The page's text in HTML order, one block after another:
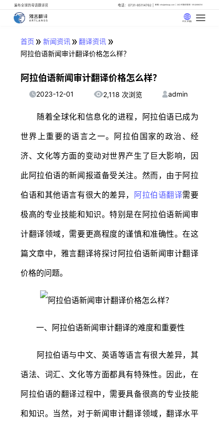
遍布全球的母语翻译官 电话：0731-85114762 邮箱: info@artlangs.com 24小时翻译管家: 18142666316
中文 (中国)
首页 » 新闻资讯» 翻译资讯 »
阿拉伯语新闻审计翻译价格怎么样？
阿拉伯语新闻审计翻译价格怎么样？
2023-12-01 2,118 次浏览 admin
随着全球化和信息化的进程，阿拉伯语已成为
世界上重要的语言之一。阿拉伯国家的政治、经
济、文化等方面的变动对世界产生了巨大影响，因
此阿拉伯语的新闻报道备受关注。然而，由于阿拉
伯语和其他语言有很大的差异， 阿拉伯语翻译需要
极高的专业技能和知识。特别是在阿拉伯语新闻审
计翻译领域，需要更高程度的谨慎和准确性。在这
篇文章中，雅言翻译将探讨阿拉伯语新闻审计翻译
价格的问题。
一、阿拉伯语新闻审计翻译的难度和重要性
阿拉伯语与中文、英语等语言有很大差异，其
语法、词汇、文化等方面都具有特殊性。因此，在
阿拉伯语的翻译过程中，需要具备很高的专业技能
和知识。当然，对于新闻审计翻译领域，翻译水平